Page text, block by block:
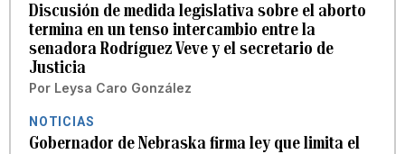
Discusión de medida legislativa sobre el aborto
termina en un tenso intercambio entre la
senadora Rodríguez Veve y el secretario de
Justicia
Por Leysa Caro González
NOTICIAS
Gobernador de Nebraska firma ley que limita el